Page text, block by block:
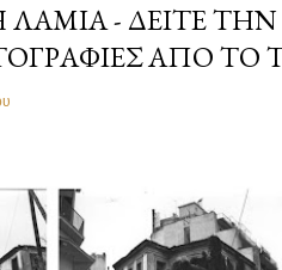
- ΔΕΊΤΕ
ΑΠΌ ΤΟ